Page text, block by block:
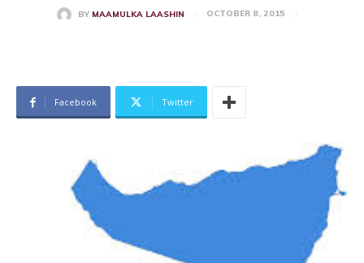
BY MAAMULKA LAASHIN OCTOBER 8, 2015
Facebook Twitter